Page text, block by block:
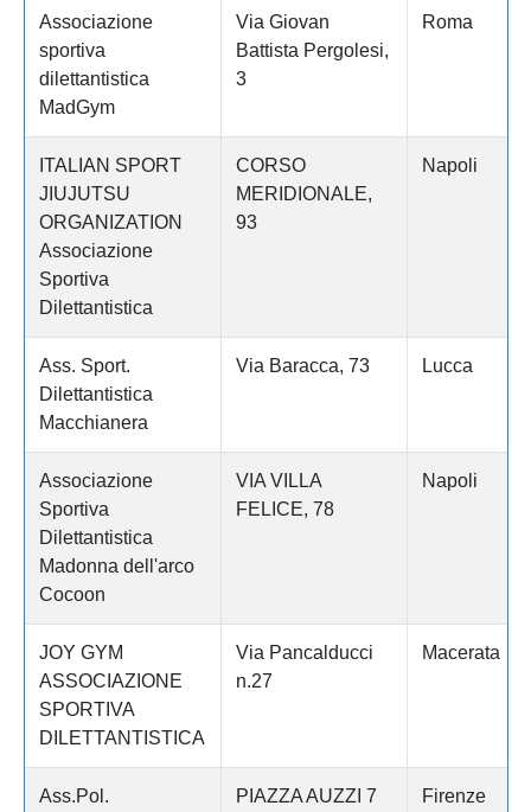
Associazione
sportiva
dilettantistica
MadGym
Via Giovan
Battista Pergolesi,
3
Roma
ITALIAN SPORT
JIUJUTSU
ORGANIZATION
Associazione
Sportiva
Dilettantistica
CORSO
MERIDIONALE,
93
Napoli
Ass. Sport.
Dilettantistica
Macchianera
Via Baracca, 73 Lucca
Associazione
Sportiva
Dilettantistica
Madonna dell'arco
Cocoon
VIA VILLA
FELICE, 78
Napoli
JOY GYM
ASSOCIAZIONE
SPORTIVA
DILETTANTISTICA
Via Pancalducci
n.27
Macerata
Ass.Pol.
PIAZZA AUZZI 7 Firenze